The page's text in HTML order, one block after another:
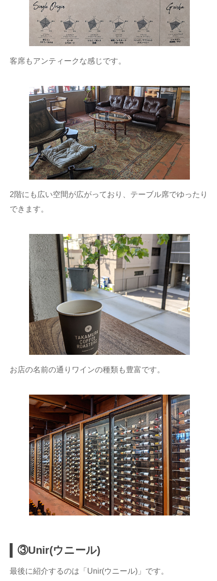
客席もアンティークな感じです。
2階にも広い空間が広がっており、テーブル席でゆったり
できます。
お店の名前の通りワインの種類も豊富です。
③Unir(ウニール)
最後に紹介するのは「Unir(ウニール)」です。